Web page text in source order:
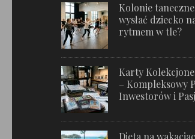
Kolonie
wysłać dziecko
rytmem w tle?
Karty
– Kompleksowy
Inwestorów i
Dieta na